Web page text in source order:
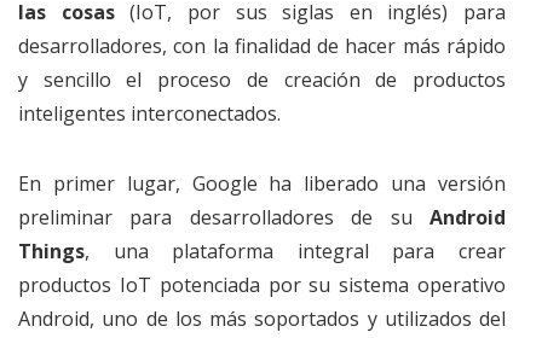
las cosas(IoT, por sus siglas en inglés) para
desarrolladores, con la finalidad de hacer más rápido
y sencillo el proceso de creación de productos
inteligentes interconectados.
En primer lugar, Google ha liberado una versión
preliminar para desarrolladores de su Android
Things, una plataforma integral para crear
productos IoT potenciada por su sistema operativo
Android, uno de los más soportados y utilizados del